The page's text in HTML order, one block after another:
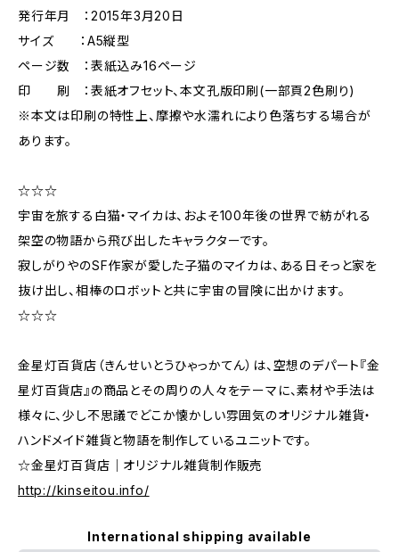
発行年月 ：2015年3月20日
サイズ ：A5縦型
ページ数 ：表紙込み16ページ
印 刷 ：表紙オフセット、本文孔版印刷(一部頁2色刷り)
※本文は印刷の特性上、摩擦や水濡れにより色落ちする場合が
あります。
☆☆☆
宇宙を旅する白猫・マイカは、およそ100年後の世界で紡がれる
架空の物語から飛び出したキャラクターです。
寂しがりやのSF作家が愛した子猫のマイカは、ある日そっと家を
抜け出し、相棒のロボットと共に宇宙の冒険に出かけます。
☆☆☆
金星灯百貨店（きんせいとうひゃっかてん）は、空想のデパート『金
星灯百貨店』の商品とその周りの人々をテーマに、素材や手法は
様々に、少し不思議でどこか懐かしい雰囲気のオリジナル雑貨・
ハンドメイド雑貨と物語を制作しているユニットです。
☆金星灯百貨店｜オリジナル雑貨制作販売
http://kinseitou.info/
International shipping available